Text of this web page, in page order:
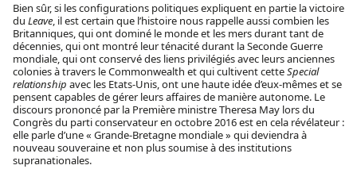
Bien sûr, si les configurations politiques expliquent en partie la victoire
du Leave, il est certain que l’histoire nous rappelle aussi combien les
Britanniques, qui ont dominé le monde et les mers durant tant de
décennies, qui ont montré leur ténacité durant la Seconde Guerre
mondiale, qui ont conservé des liens privilégiés avec leurs anciennes
colonies à travers le Commonwealth et qui cultivent cetteSpecial
relationship avec les Etats-Unis, ont une haute idée d’eux-mêmes et se
pensent capables de gérer leurs affaires de manière autonome. Le
discours prononcé par la Première ministre Theresa May lors du
Congrès du parti conservateur en octobre 2016 est en cela révélateur :
elle parle d’une « Grande-Bretagne mondiale » qui deviendra à
nouveau souveraine et non plus soumise à des institutions
supranationales.